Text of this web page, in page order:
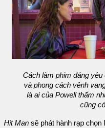
Cách làm phim đáng
và phong cách vênh
là ai của Powell thấm
cũng
Hit Man sẽ phát hành rạp